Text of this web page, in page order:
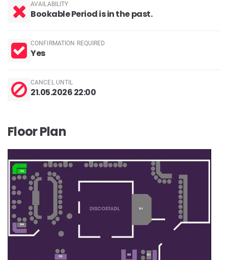
AVAILABILITY
Bookable Period is in the past.
CONFIRMATION REQUIRED
Yes
CANCEL UNTIL
21.05.2026 22:00
Floor Plan